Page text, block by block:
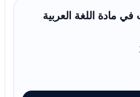
في مادة اللغة العربية